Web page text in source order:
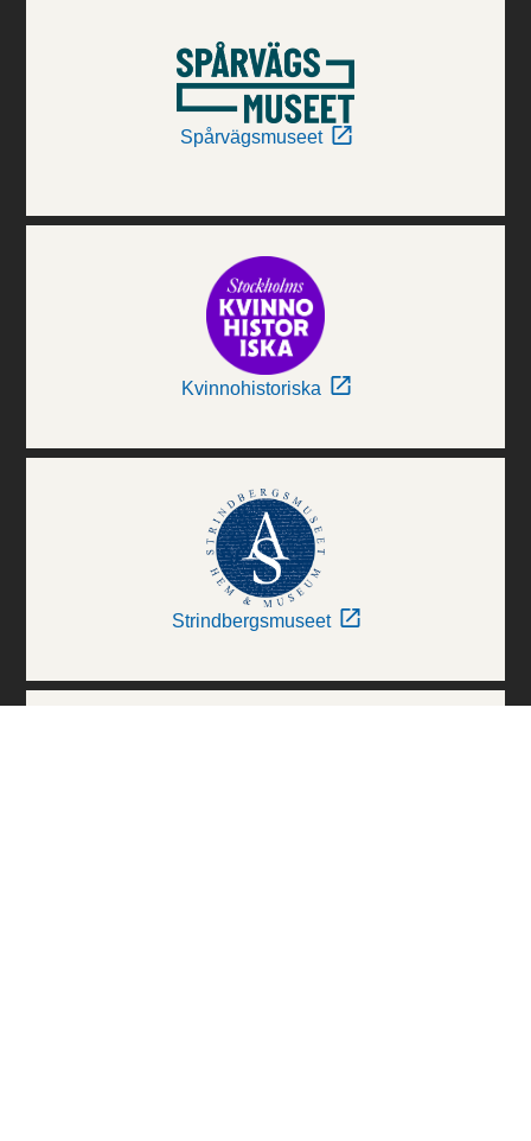
Spårvägsmuseet
Kvinnohistoriska
Strindbergsmuseet